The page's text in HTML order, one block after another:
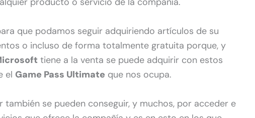
que podamos seguir adquiriendo artículos de su
o incluso de forma totalmente gratuita porque, y
tiene a la venta se puede adquirir con estos
el Game Pass Ultimate que nos ocupa.
se pueden conseguir, y muchos, por acceder e